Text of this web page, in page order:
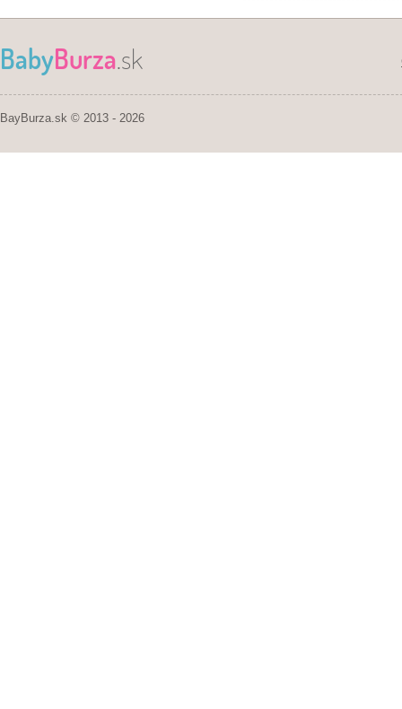
BabyBurza.sk
BayBurza.sk © 2013 - 2026